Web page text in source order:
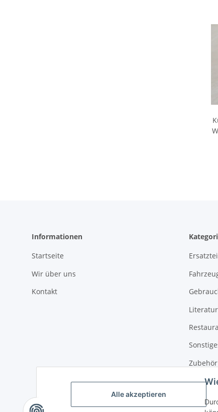
Alle akzeptieren
Informationen
Startseite
Wir über uns
Kontakt
Literatur
Zubehör